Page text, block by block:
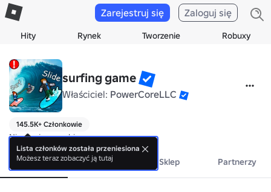
Hity Rynek Tworzenie Robuxy
Zarejestruj się Zaloguj się
surfing game
Właściciel: PowerCoreLLC
145.5K+ Członkowie
Nie ma jeszcze bio.
Informacje Wydarzenia Sklep Partnerzy
Lista członków została przeniesiona
Możesz teraz zobaczyć ją tutaj